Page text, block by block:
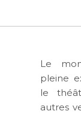
Le
pleine
le
autres